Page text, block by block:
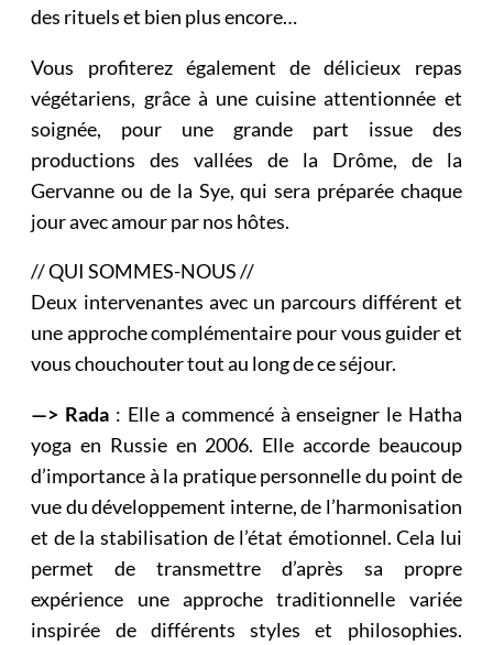
des rituels et bien plus encore…
Vous profiterez également de délicieux repas
végétariens, grâce à une cuisine attentionnée et
soignée, pour une grande part issue des
productions des vallées de la Drôme, de la
Gervanne ou de la Sye, qui sera préparée chaque
jour avec amour par nos hôtes.
// QUI SOMMES-NOUS //
Deux intervenantes avec un parcours différent et
une approche complémentaire pour vous guider et
vous chouchouter tout au long de ce séjour.
—> Rada : Elle a commencé à enseigner le Hatha
yoga en Russie en 2006. Elle accorde beaucoup
d’importance à la pratique personnelle du point de
vue du développement interne, de l’harmonisation
et de la stabilisation de l’état émotionnel. Cela lui
permet de transmettre d’après sa propre
expérience une approche traditionnelle variée
inspirée de différents styles et philosophies.